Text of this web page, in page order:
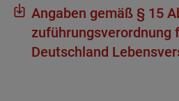
Anga­ben gemäß § 15
zu­füh­rungs­ver­ord­nung
Deutsch­land